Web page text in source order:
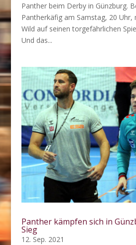
Panther beim Derby in Günzburg.
Pantherkäfig am Samstag, 20 Uhr,
Wild auf seinen torgefährlichen
Und das...
Panther kämpfen sich in
Sieg
12. Sep. 2021